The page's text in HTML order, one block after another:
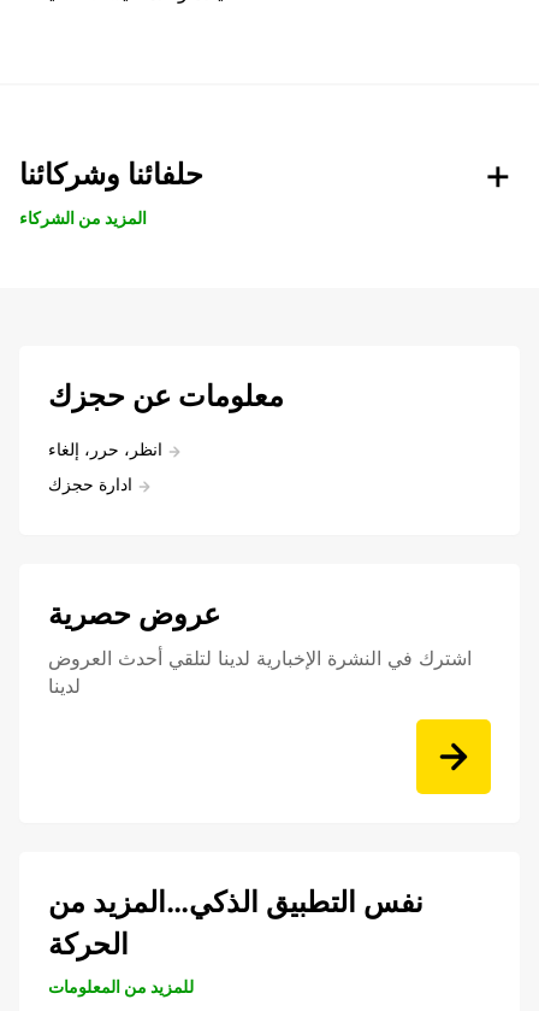
حلفائنا وشركائنا
المزيد من الشركاء
معلومات عن حجزك
انظر، حرر، إلغاء
ادارة حجزك
عروض حصرية
اشترك في النشرة الإخبارية لدينا لتلقي أحدث العروض
لدينا
نفس التطبيق الذكي…المزيد من
الحركة
للمزيد من المعلومات